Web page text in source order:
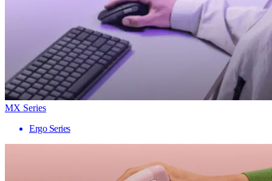
MX Series
Ergo Series